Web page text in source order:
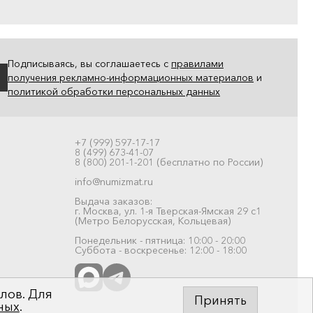
Подписываясь, вы соглашаетесь с правилами
получения рекламно-информационных материалов и
политикой обработки персональных данных
+7 (999) 597-17-17
8 (499) 673-41-07
8 (800) 201-1-201 (бесплатно по России)
info@numizmat.ru
Выдача заказов:
г. Москва, ул. 1-я Тверская-Ямская 29 с1
(Метро Белорусская, Кольцевая)
Понедельник - пятница: 10:00 - 20:00
Суббота - воскресенье: 12:00 - 18:00
Для
. Принять